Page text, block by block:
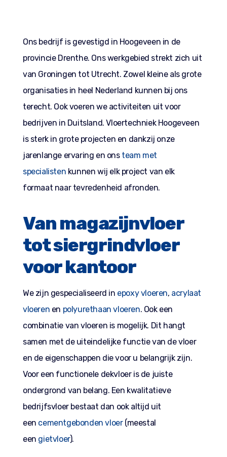
Ons bedrijf is gevestigd in Hoogeveen in de
provincie Drenthe. Ons werkgebied strekt zich uit
van Groningen tot Utrecht. Zowel kleine als grote
organisaties in heel Nederland kunnen bij ons
terecht. Ook voeren we activiteiten uit voor
bedrijven in Duitsland. Vloertechniek Hoogeveen
is sterk in grote projecten en dankzij onze
jarenlange ervaring en ons team met
specialisten kunnen wij elk project van elk
formaat naar tevredenheid afronden.
Van magazijnvloer
tot siergrindvloer
voor kantoor
We zijn gespecialiseerd in epoxy vloeren, acrylaat
vloeren en polyurethaan vloeren. Ook een
combinatie van vloeren is mogelijk. Dit hangt
samen met de uiteindelijke functie van de vloer
en de eigenschappen die voor u belangrijk zijn.
Voor een functionele dekvloer is de juiste
ondergrond van belang. Een kwalitatieve
bedrijfsvloer bestaat dan ook altijd uit
een cementgebonden vloer(meestal
een gietvloer).